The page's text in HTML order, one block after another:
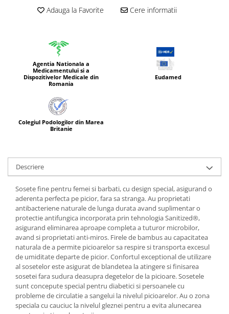
Adauga la Favorite Cere informatii
Agentia Nationala a
Medicamentului si a
Dispozitivelor Medicale din
Romania
Eudamed
Colegiul Podologilor din Marea
Britanie
Descriere
Sosete fine pentru femei si barbati, cu design special, asigurand o
aderenta perfecta pe picior, fara sa stranga. Au proprietati
antibacteriene naturale de lunga durata avand suplimentar o
protectie antifungica incorporata prin tehnologia Sanitized®,
asigurand eliminarea aproape completa a tuturor microbilor,
avand si proprietati anti-miros. Firele de bambus au capacitatea
naturala de a permite picioarelor sa respire si transporta excesul
de umiditate departe de picior. Confortul exceptional de utilizare
al sosetelor este asigurat de blandetea la atingere si finisarea
sosetei fara sudura deasupra degetelor de la picioare. Sosetele
sunt concepute special pentru diabetici si persoanele cu
probleme de circulatie a sangelui la nivelul picioarelor. Au o zona
speciala cu cauciuc la nivelul gleznei pentru a evita alunecarea